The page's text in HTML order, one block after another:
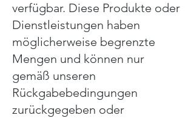
verfügbar. Diese Produkte oder
Dienstleistungen haben
möglicherweise begrenzte
Mengen und können nur
gemäß unseren
Rückgabebedingungen
zurückgegeben oder